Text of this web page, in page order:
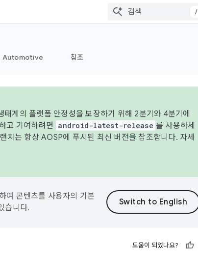
/
Automotive 참조
계의 플랫폼 안정성을 보장하기 위해 2분기와 4분기에
고 기여하려면
android-latest-release 를 사용하세
치는 항상 AOSP에 푸시된 최신 버전을 참조합니다. 자세
여 콘텐츠를 사용자의 기본
습니다.
도움이 되었나요?